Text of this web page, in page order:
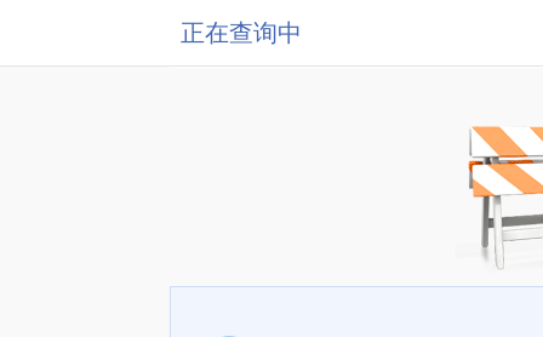
正在查询中